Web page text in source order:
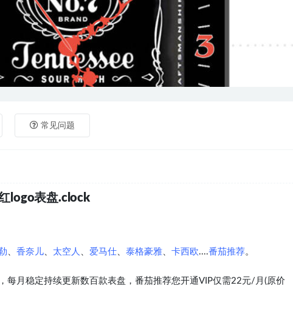
常见问题
logo表盘.clock
、 香奈儿、 太空人 、 爱马仕、 泰格豪雅、 卡西欧....番茄推荐。
每月稳定持续更新数百款表盘，番茄推荐您开通VIP仅需22元/月(原价